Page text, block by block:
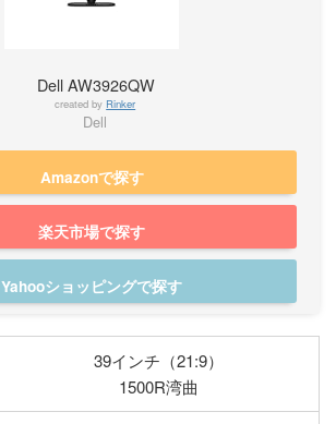
Dell AW3926QW
created by Rinker
Dell
Amazonで探す
楽天市場で探す
Yahooショッピングで探す
39インチ（21:9）
1500R湾曲